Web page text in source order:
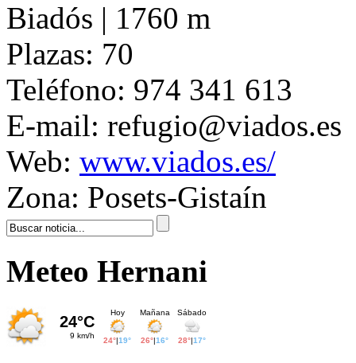
Biadós | 1760 m
Plazas: 70
Teléfono: 974 341 613
E-mail: refugio@viados.es
Web: www.viados.es/
Zona: Posets-Gistaín
Meteo Hernani